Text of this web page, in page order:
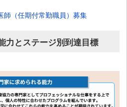
（任期付常勤職員）募集
力とステージ別到達目標